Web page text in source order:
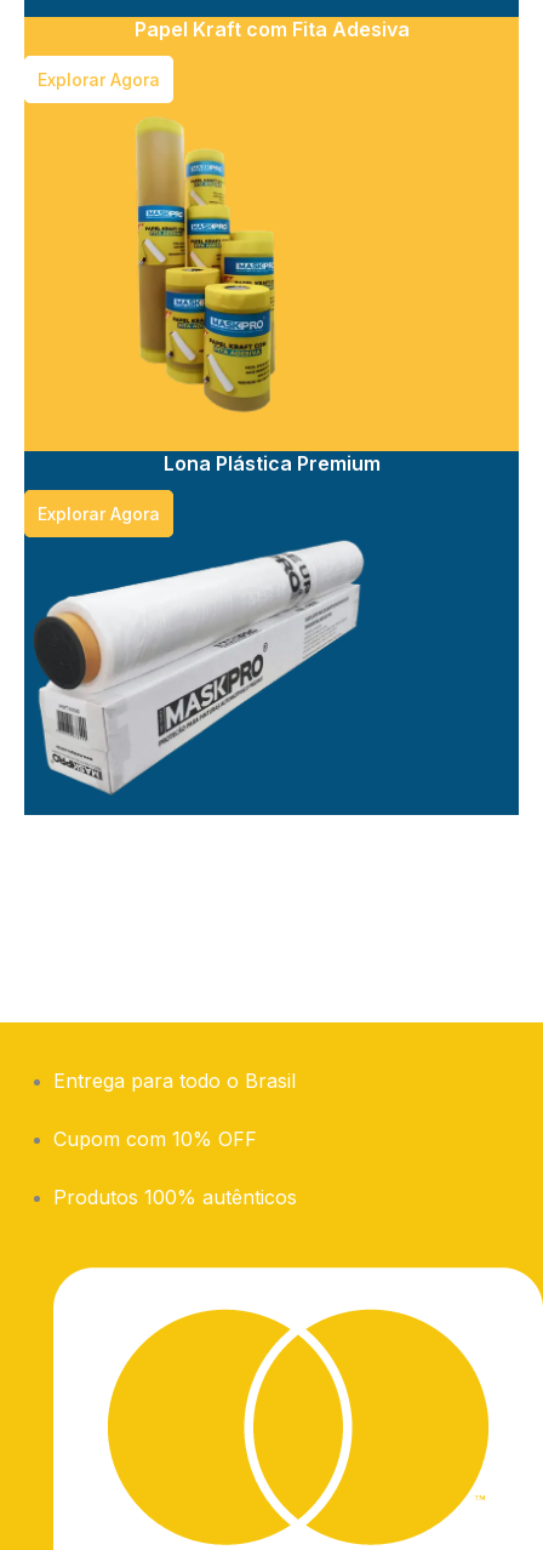
Papel Kraft com Fita Adesiva
Explorar Agora
⁠Lona Plástica Premium
Explorar Agora
Entrega para todo o Brasil
Cupom com 10% OFF
Produtos 100% autênticos